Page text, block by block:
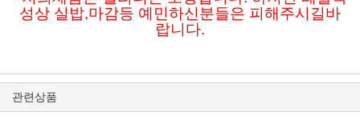
성상 실밥,마감등 예민하신분들은 피해주시길바
랍니다.
관련상품